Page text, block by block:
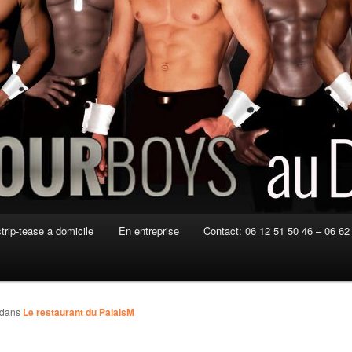
tease a domicile En entreprise Contact: 06 12 51 50 46 – 06
Le restaurant du PalaisM